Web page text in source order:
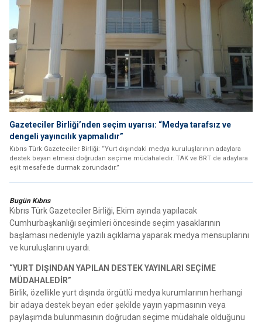
Gazeteciler Birliği’nden seçim uyarısı: “Medya tarafsız ve
dengeli yayıncılık yapmalıdır”
Kıbrıs Türk Gazeteciler Birliği: “Yurt dışındaki medya kuruluşlarının adaylara
destek beyan etmesi doğrudan seçime müdahaledir. TAK ve BRT de adaylara
eşit mesafede durmak zorundadır.”
Bugün Kıbrıs
Kıbrıs Türk Gazeteciler Birliği, Ekim ayında yapılacak
Cumhurbaşkanlığı seçimleri öncesinde seçim yasaklarının
başlaması nedeniyle yazılı açıklama yaparak medya mensuplarını
ve kuruluşlarını uyardı.
“YURT DIŞINDAN YAPILAN DESTEK YAYINLARI SEÇİME
MÜDAHALEDİR”
Birlik, özellikle yurt dışında örgütlü medya kurumlarının herhangi
bir adaya destek beyan eder şekilde yayın yapmasının veya
paylaşımda bulunmasının doğrudan seçime müdahale olduğunu